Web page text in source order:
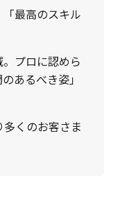
最高のスキル
プロに認めら
あるべき姿」
くのお客さま